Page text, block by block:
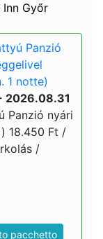
Győr
Panzió
1 notte)
2026.08.31
Panzió nyári
18.450 Ft /
/
pacchetto